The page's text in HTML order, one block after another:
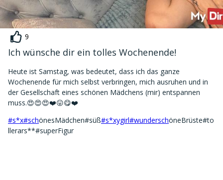
Ich wünsche dir ein tolles Wochenende!
9
Heute ist Samstag, was bedeutet, dass ich das ganze
Wochenende für mich selbst verbringen, mich ausruhen und in
der Gesellschaft eines schönen Mädchens (mir) entspannen
muss.😍😍😍❤️😛😋❤️
#s*x#schönesMädchen#süß#s*xygirl#wunderschöneBrüste#to
llerars**#superFigur